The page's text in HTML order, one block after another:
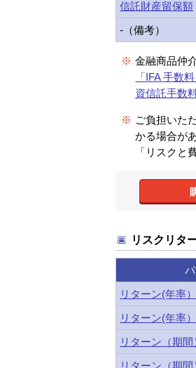
信託財産留保額
-（備考）
※ 金融商品仲
「IFA 手数
資信託手数
※ ご負担いた
かる場合が
「リスクと
リスクリタ
リターン(年率）
リターン(年率
リターン（期間
リターン（期